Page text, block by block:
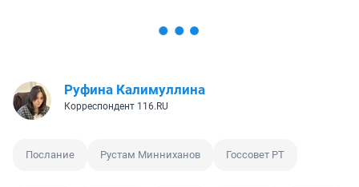
Руфина Калимуллина
Корреспондент 116.RU
Послание Рустам Минниханов Госсовет РТ